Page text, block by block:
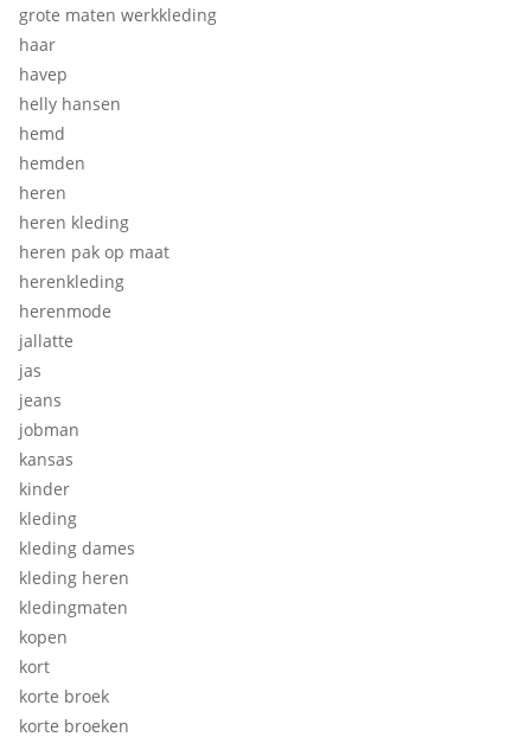
grote maten werkkleding
haar
havep
helly hansen
hemd
hemden
heren
heren kleding
heren pak op maat
herenkleding
herenmode
jallatte
jas
jeans
jobman
kansas
kinder
kleding
kleding dames
kleding heren
kledingmaten
kopen
kort
korte broek
korte broeken